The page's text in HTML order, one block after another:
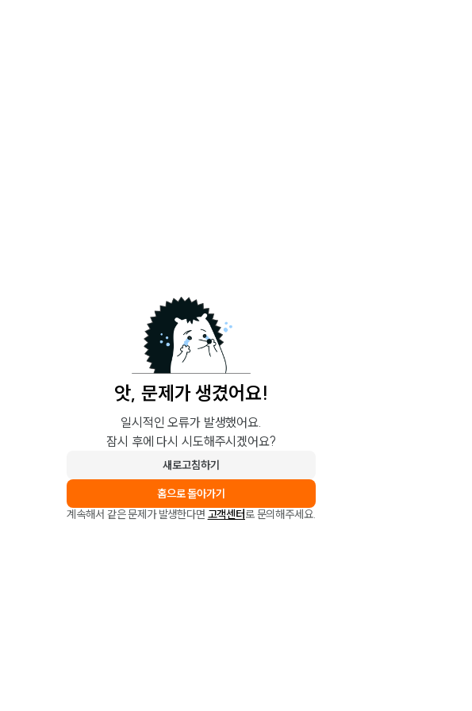
앗, 문제가 생겼어요!
일시적인 오류가 발생했어요.
잠시 후에 다시 시도해주시겠어요?
새로고침하기
홈으로 돌아가기
계속해서 같은 문제가 발생한다면 고객센터로 문의해주세요.